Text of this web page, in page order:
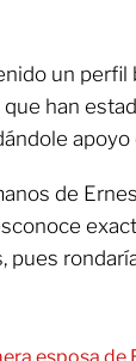
un perfil
que han
de
pues